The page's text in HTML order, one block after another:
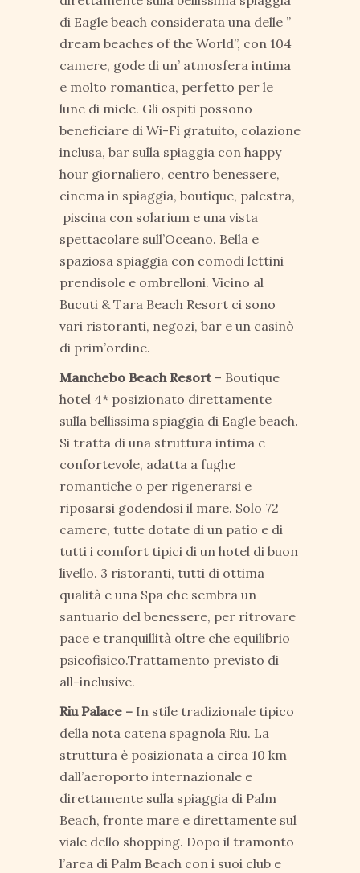
di Eagle beach considerata una delle ”
dream beaches of the World”, con 104
camere, gode di un’ atmosfera intima
e molto romantica, perfetto per le
lune di miele. Gli ospiti possono
beneficiare di Wi-Fi gratuito, colazione
inclusa, bar sulla spiaggia con happy
hour giornaliero, centro benessere,
cinema in spiaggia, boutique, palestra,
piscina con solarium e una vista
spettacolare sull’Oceano. Bella e
spaziosa spiaggia con comodi lettini
prendisole e ombrelloni. Vicino al
Bucuti & Tara Beach Resort ci sono
vari ristoranti, negozi, bar e un casinò
di prim’ordine.
Manchebo Beach Resort– Boutique
hotel 4* posizionato direttamente
sulla bellissima spiaggia di Eagle beach.
Si tratta di una struttura intima e
confortevole, adatta a fughe
romantiche o per rigenerarsi e
riposarsi godendosi il mare. Solo 72
camere, tutte dotate di un patio e di
tutti i comfort tipici di un hotel di buon
livello. 3 ristoranti, tutti di ottima
qualità e una Spa che sembra un
santuario del benessere, per ritrovare
pace e tranquillità oltre che equilibrio
psicofisico.Trattamento previsto di
all-inclusive.
Riu Palace – In stile tradizionale tipico
della nota catena spagnola Riu. La
struttura è posizionata a circa 10 km
dall’aeroporto internazionale e
direttamente sulla spiaggia di Palm
Beach, fronte mare e direttamente sul
viale dello shopping. Dopo il tramonto
l’area di Palm Beach con i suoi club e